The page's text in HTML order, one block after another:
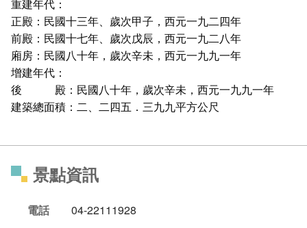
重建年代：
正殿：民國十三年、歲次甲子，西元一九二四年
前殿：民國十七年、歲次戊辰，西元一九二八年
廂房：民國八十年，歲次辛未，西元一九九一年
增建年代：
後 殿：民國八十年，歲次辛未，西元一九九一年
建築總面積：二、二四五．三九九平方公尺
景點資訊
電話
04-22111928